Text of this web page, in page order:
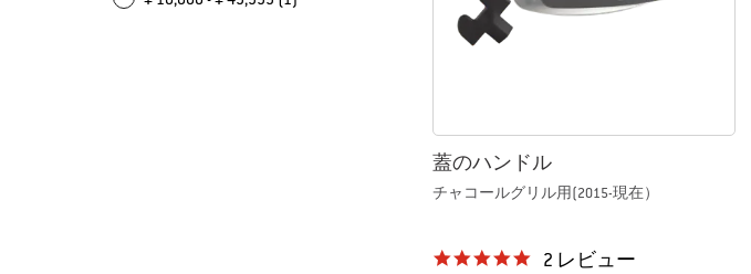
蓋のハンドル
チャコールグリル用(2015-現在）
5.0 star rating
2 レビュー